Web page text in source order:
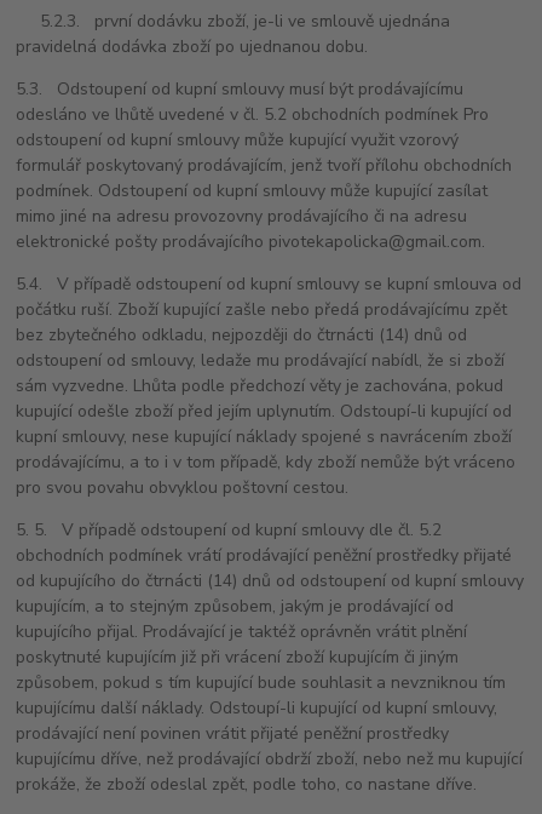
5.2.3. první dodávku zboží, je-li ve smlouvě ujednána
pravidelná dodávka zboží po ujednanou dobu.
5.3. Odstoupení od kupní smlouvy musí být prodávajícímu
odesláno ve lhůtě uvedené v čl. 5.2 obchodních podmínek Pro
odstoupení od kupní smlouvy může kupující využit vzorový
formulář poskytovaný prodávajícím, jenž tvoří přílohu obchodních
podmínek. Odstoupení od kupní smlouvy může kupující zasílat
mimo jiné na adresu provozovny prodávajícího či na adresu
elektronické pošty prodávajícího pivotekapolicka@gmail.com.
5.4. V případě odstoupení od kupní smlouvy se kupní smlouva od
počátku ruší. Zboží kupující zašle nebo předá prodávajícímu zpět
bez zbytečného odkladu, nejpozději do čtrnácti (14) dnů od
odstoupení od smlouvy, ledaže mu prodávající nabídl, že si zboží
sám vyzvedne. Lhůta podle předchozí věty je zachována, pokud
kupující odešle zboží před jejím uplynutím. Odstoupí-li kupující od
kupní smlouvy, nese kupující náklady spojené s navrácením zboží
prodávajícímu, a to i v tom případě, kdy zboží nemůže být vráceno
pro svou povahu obvyklou poštovní cestou.
5. 5. V případě odstoupení od kupní smlouvy dle čl. 5.2
obchodních podmínek vrátí prodávající peněžní prostředky přijaté
od kupujícího do čtrnácti (14) dnů od odstoupení od kupní smlouvy
kupujícím, a to stejným způsobem, jakým je prodávající od
kupujícího přijal. Prodávající je taktéž oprávněn vrátit plnění
poskytnuté kupujícím již při vrácení zboží kupujícím či jiným
způsobem, pokud s tím kupující bude souhlasit a nevzniknou tím
kupujícímu další náklady. Odstoupí-li kupující od kupní smlouvy,
prodávající není povinen vrátit přijaté peněžní prostředky
kupujícímu dříve, než prodávající obdrží zboží, nebo než mu kupující
prokáže, že zboží odeslal zpět, podle toho, co nastane dříve.